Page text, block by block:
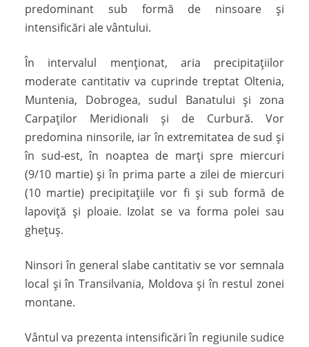
predominant sub formă de ninsoare și
intensificări ale vântului.
În intervalul menționat, aria precipitațiilor
moderate cantitativ va cuprinde treptat Oltenia,
Muntenia, Dobrogea, sudul Banatului și zona
Carpaților Meridionali și de Curbură. Vor
predomina ninsorile, iar în extremitatea de sud și
în sud-est, în noaptea de marți spre miercuri
(9/10 martie) și în prima parte a zilei de miercuri
(10 martie) precipitațiile vor fi și sub formă de
lapoviță și ploaie. Izolat se va forma polei sau
ghețuș.
Ninsori în general slabe cantitativ se vor semnala
local și în Transilvania, Moldova și în restul zonei
montane.
Vântul va prezenta intensificări în regiunile sudice